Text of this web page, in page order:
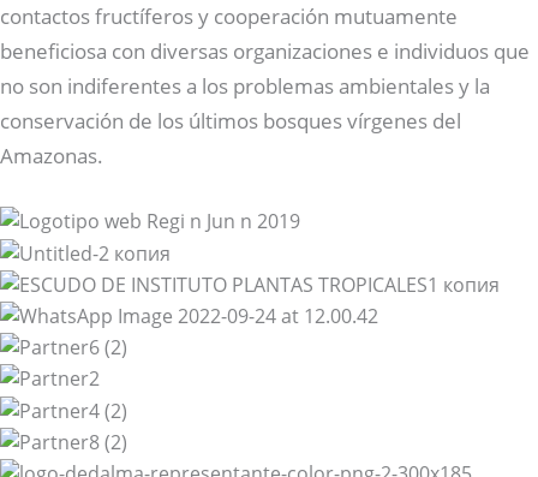
contactos fructíferos y cooperación mutuamente
beneficiosa con diversas organizaciones e individuos que
no son indiferentes a los problemas ambientales y la
conservación de los últimos bosques vírgenes del
Amazonas.